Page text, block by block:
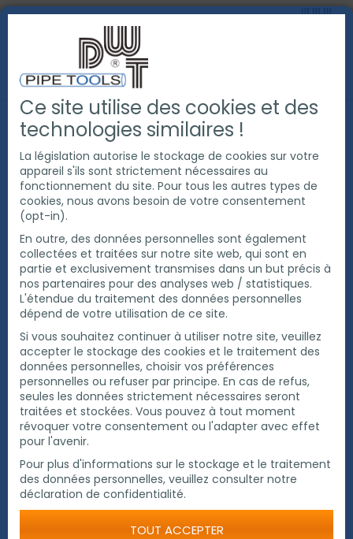
PRODUITS
COUPE ET CHANFREINAGE DE TUBE
EXACT COUPE TUBE
SCIES À TUBES
COUPE DES TUBE EN ACIER INOXYDABLE INOX 220
Ce site utilise des cookies et des
technologies similaires !
La législation autorise le stockage de cookies sur votre
appareil s'ils sont strictement nécessaires au
fonctionnement du site. Pour tous les autres types de
cookies, nous avons besoin de votre consentement
(opt-in).
En outre, des données personnelles sont également
collectées et traitées sur notre site web, qui sont en
partie et exclusivement transmises dans un but précis à
nos partenaires pour des analyses web / statistiques.
L'étendue du traitement des données personnelles
dépend de votre utilisation de ce site.
Si vous souhaitez continuer à utiliser notre site, veuillez
accepter le stockage des cookies et le traitement des
données personnelles, choisir vos préférences
personnelles ou refuser par principe. En cas de refus,
seules les données strictement nécessaires seront
traitées et stockées. Vous pouvez à tout moment
révoquer votre consentement ou l'adapter avec effet
pour l'avenir.
Pour plus d'informations sur le stockage et le traitement
des données personnelles, veuillez consulter notre
déclaration de confidentialité.
TOUT ACCEPTER